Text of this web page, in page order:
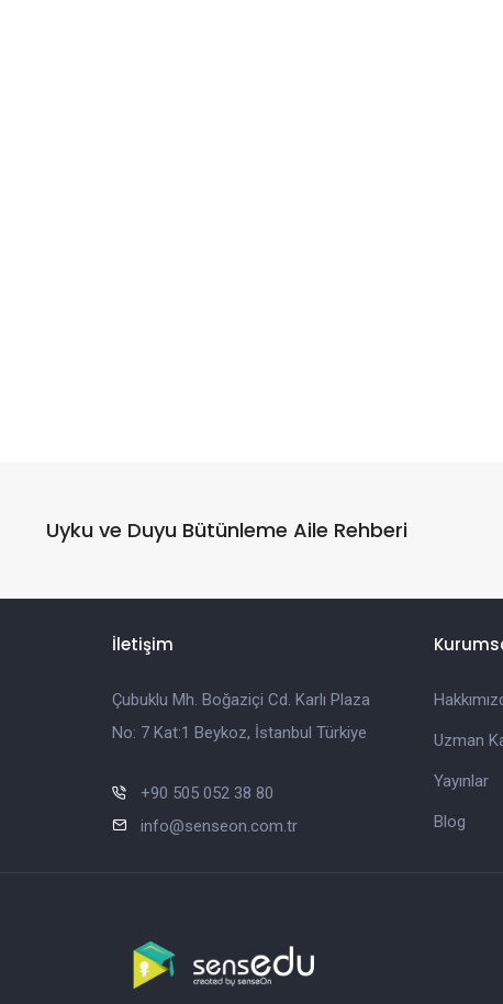
Uyku ve Duyu Bütünleme Aile Rehberi
İletişim
Çubuklu Mh. Boğaziçi Cd. Karlı Plaza
No: 7 Kat:1 Beykoz, İstanbul Türkiye
+90 505 052 38 80
info@senseon.com.tr
Uzman
Yayınlar
Blog